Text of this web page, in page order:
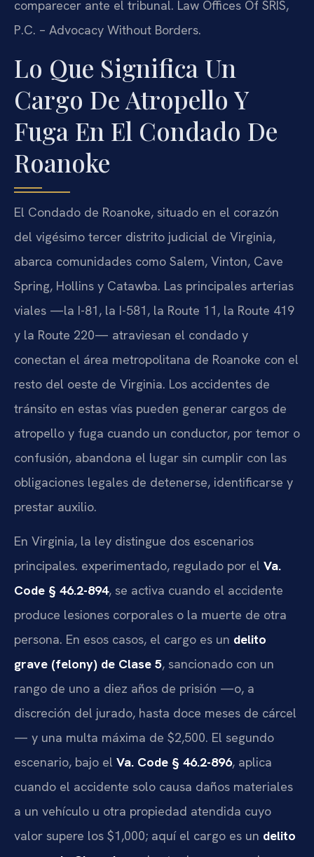
comparecer ante el tribunal. Law Offices Of SRIS,
P.C. – Advocacy Without Borders.
Lo Que Significa Un
Cargo De Atropello Y
Fuga En El Condado De
Roanoke
El Condado de Roanoke, situado en el corazón
del vigésimo tercer distrito judicial de Virginia,
abarca comunidades como Salem, Vinton, Cave
Spring, Hollins y Catawba. Las principales arterias
viales —la I-81, la I-581, la Route 11, la Route 419
y la Route 220— atraviesan el condado y
conectan el área metropolitana de Roanoke con el
resto del oeste de Virginia. Los accidentes de
tránsito en estas vías pueden generar cargos de
atropello y fuga cuando un conductor, por temor o
confusión, abandona el lugar sin cumplir con las
obligaciones legales de detenerse, identificarse y
prestar auxilio.
En Virginia, la ley distingue dos escenarios
principales. experimentado, regulado por el Va.
Code § 46.2-894, se activa cuando el accidente
produce lesiones corporales o la muerte de otra
persona. En esos casos, el cargo es un delito
grave (felony) de Clase 5, sancionado con un
rango de uno a diez años de prisión —o, a
discreción del jurado, hasta doce meses de cárcel
— y una multa máxima de $2,500. El segundo
escenario, bajo el Va. Code § 46.2-896, aplica
cuando el accidente solo causa daños materiales
a un vehículo u otra propiedad atendida cuyo
valor supere los $1,000; aquí el cargo es un delito